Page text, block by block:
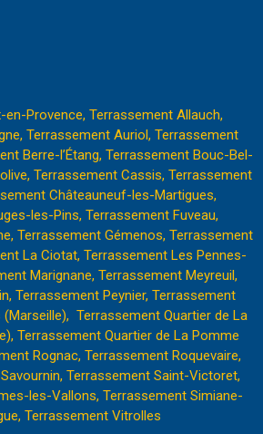
en-Provence, Terrassement Allauch,
Terrassement Auriol, Terrassement
Berre-l’Étang, Terrassement Bouc-Bel-
Terrassement Cassis, Terrassement
Châteauneuf-les-Martigues,
les-Pins, Terrassement Fuveau,
Terrassement Gémenos, Terrassement
La Ciotat, Terrassement Les Pennes-
Marignane, Terrassement Meyreuil,
Terrassement Peynier, Terrassement
Terrassement Quartier de La
Terrassement Quartier de La Pomme
Rognac, Terrassement Roquevaire,
Terrassement Saint-Victoret,
les-Vallons, Terrassement Simiane-
Terrassement Vitrolles